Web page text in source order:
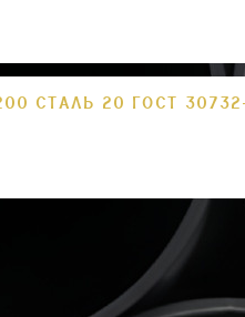
СТАЛЬ 20 ГОСТ